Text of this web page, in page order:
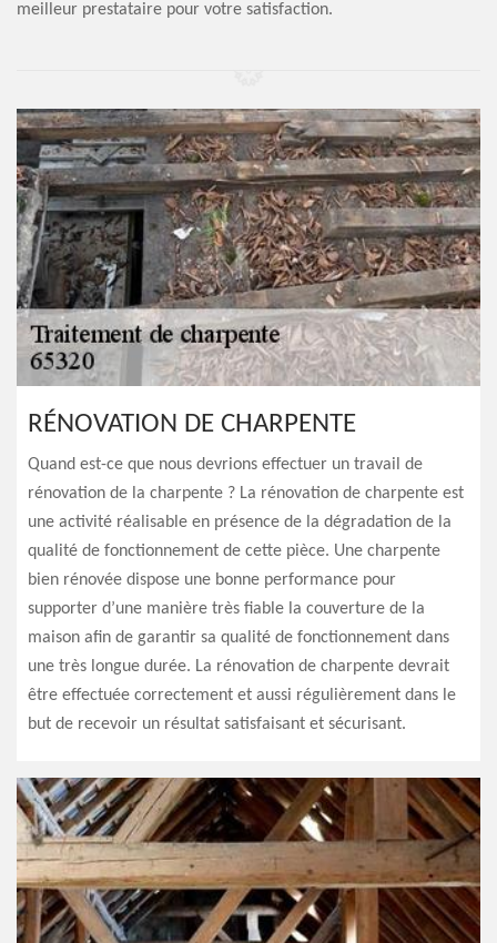
meilleur prestataire pour votre satisfaction.
RÉNOVATION DE CHARPENTE
Quand est-ce que nous devrions effectuer un travail de
rénovation de la charpente ? La rénovation de charpente est
une activité réalisable en présence de la dégradation de la
qualité de fonctionnement de cette pièce. Une charpente
bien rénovée dispose une bonne performance pour
supporter d’une manière très fiable la couverture de la
maison afin de garantir sa qualité de fonctionnement dans
une très longue durée. La rénovation de charpente devrait
être effectuée correctement et aussi régulièrement dans le
but de recevoir un résultat satisfaisant et sécurisant.